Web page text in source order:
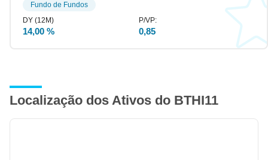
14,00 % 0,85
Fundo de Fundos
Localização dos Ativos do BTHI11